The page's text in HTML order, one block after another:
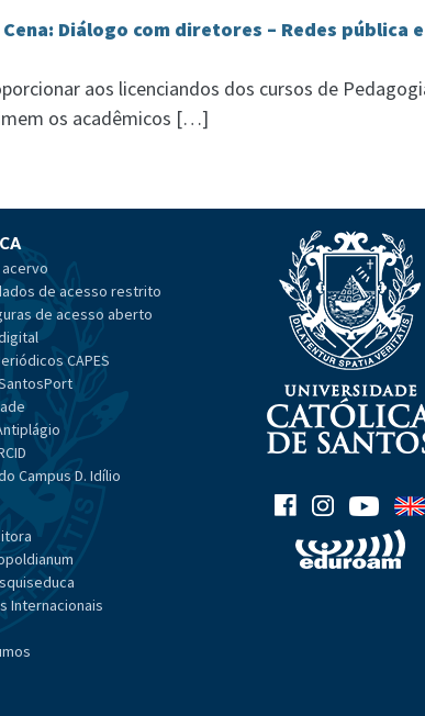
Diálogo com diretores – Redes pública e
aos licenciandos dos cursos de
os acadêmicos […]
de acesso restrito
de acesso aberto
CAPES
Campus D. Idílio
Internacionais